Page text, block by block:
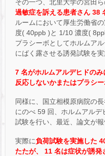
その一つ、北里大学の宮田ら
過敏症を訴える患者さん 38
ルームにおいて厚生労働省
度( 40ppb )と 1/10 濃度(
プラシーボとしてホルムア
にばく露させる誘発試験を実
7 名がホルムアルデヒドの
反応しないかまたはプラシ
同様に、国立相模原病院の
にのべ 59 回、ホルムアル
試験を行い、最近、論文が報
実際に負荷試験を実施した
たたが、 11 名は症状が誘